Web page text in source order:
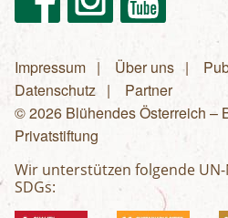
Fußzeilenmenü
Impressum Über uns
Datenschutz
Partner
© 2026 Blühendes Österreich –
Privatstiftung
Wir unterstützen folgende
SDGs: